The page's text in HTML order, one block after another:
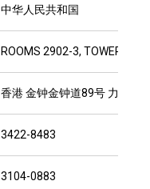
中华人民共和国
ROOMS 2902-3, TOWER
香港 金钟金钟道89号 力宝中
3422-8483
3104-0883